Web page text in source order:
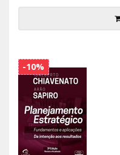
-10%